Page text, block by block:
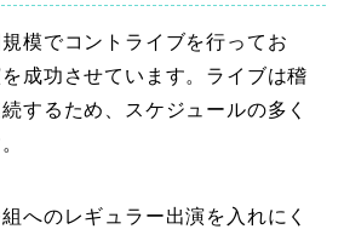
模でコントライブを行ってお
成功させています。ライブは稽
するため、スケジュールの多く
へのレギュラー出演を入れにく